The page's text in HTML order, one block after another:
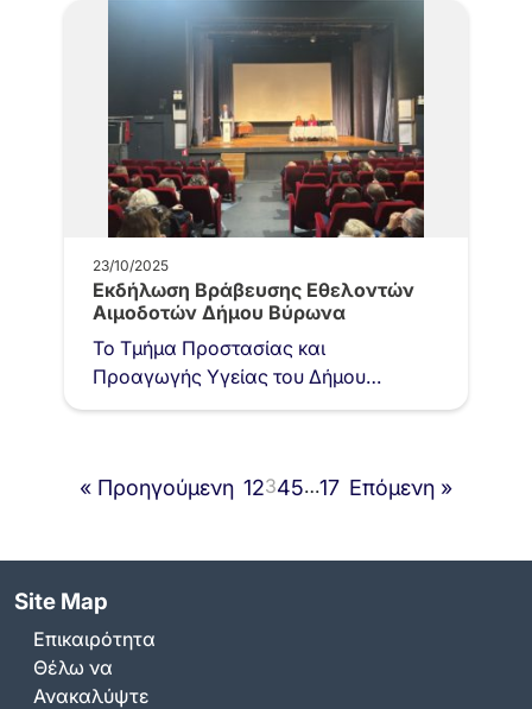
23/10/2025
Εκδήλωση Βράβευσης Εθελοντών
Αιμοδοτών Δήμου Βύρωνα
Το Τμήμα Προστασίας και
Προαγωγής Υγείας του Δήμου
Βύρωνα διοργάνωσε με μεγάλη
Οκτωβρίου 2025, στον…
« Προηγούμενη 12345…17 Επόμενη »
Site Map
Επικαιρότητα
Θέλω να
Ανακαλύψτε